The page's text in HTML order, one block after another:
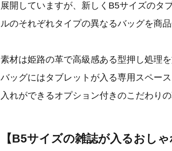
展開していますが、新しくB5サイズのタ
ルのそれぞれタイプの異なるバッグを商品
素材は姫路の革で高級感ある型押し処理
バッグにはタブレットが入る専用スペー
入れができるオプション付きのこだわりの
【B5サイズの雑誌が入るおし